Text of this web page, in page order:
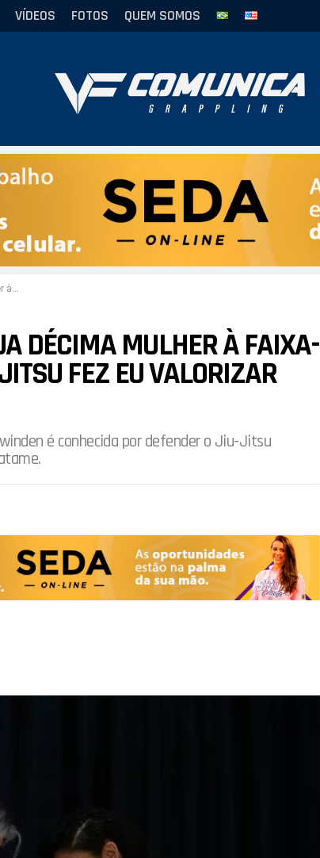
VÍDEOS FOTOS QUEM SOMOS
sou”
DÉCIMA MULHER À FAIXA-
FEZ EU VALORIZAR
é conhecida por defender o Jiu-Jitsu